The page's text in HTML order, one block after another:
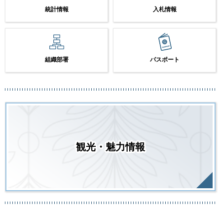
統計情報 入札情報
組織部署 パスポート
観光・魅力情報